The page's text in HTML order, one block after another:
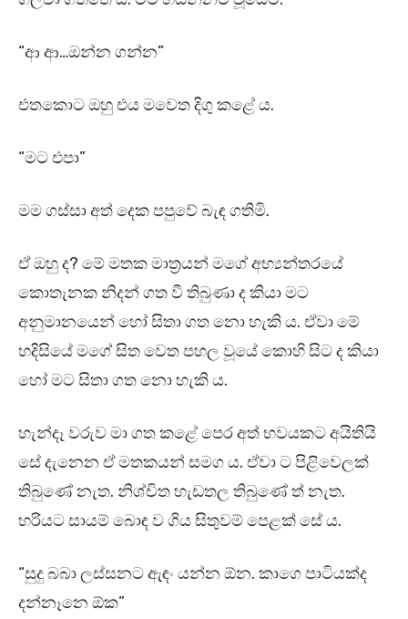
“ආ ආ…ඔන්න ගන්න”
එතකොට ඔහු එය මවෙත දිගු කළේ ය.
“මට එපා”
මම ගස්සා අත් දෙක පපුවේ බැඳ ගතිමි.
ඒ ඔහු ද? මේ මතක මාත්‍රයන් මගේ අභ්‍යන්තරයේ
කොතැනක නිදන් ගත වී තිබුණා ද කියා මට
අනුමානයෙන් හෝ සිතා ගත නො හැකි ය. ඒවා මේ
හදිසියේ මගේ සිත වෙත පහල වූයේ කොහි සිට ද කියා
හෝ මට සිතා ගත නො හැකි ය.
හැන්දෑ වරුව මා ගත කළේ පෙර අත් භවයකට අයිතියි
සේ දැනෙන ඒ මතකයන් සමග ය. ඒවා ට පිළිවෙලක්
තිබුණේ නැත. නිශ්චිත හැඩතල තිබුණේ ත් නැත.
හරියට සායම් බොඳ ව ගිය සිතුවම් පෙළක් සේ ය.
“සුදු බබා ලස්සනට ඇඳං යන්න ඕන. කාගෙ පාටියක්ද
දන්නෑනෙ ඕක”